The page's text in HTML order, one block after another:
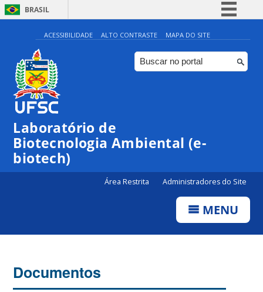
BRASIL
Simplifique!
Comunica BR
Participe
ACESSIBILIDADE ALTO CONTRASTE MAPA DO SITE
Laboratório de
Biotecnologia Ambiental (e-
biotech)
Área Restrita Administradores do Site
MENU
Documentos